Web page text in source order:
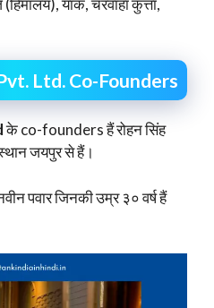
Ltd. Co-Founders
के co-founders हैं रोहन सिंह
जयपुर से हैं।
पवार जिनकी उम्र ३० वर्ष हैं